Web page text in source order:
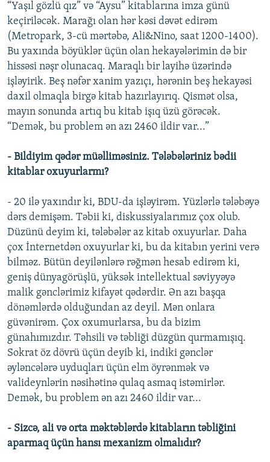
“Yaşıl gözlü qız” və “Aysu” kitablarına imza günü
keçiriləcək. Marağı olan hər kəsi dəvət edirəm
(Metropark, 3-cü mərtəbə, Ali&Nino, saat 1200-1400).
Bu yaxında böyüklər üçün olan hekayələrimin də bir
hissəsi nəşr olunacaq. Maraqlı bir layihə üzərində
işləyirik. Beş nəfər xanim yazıçı, hərənin beş hekayəsi
daxil olmaqla birgə kitab hazırlayırıq. Qismət olsa,
mayın sonunda artıq bu kitab işıq üzü görəcək.
“Demək, bu problem ən azı 2460 ildir var...”
- Bildiyim qədər müəlliməsiniz. Tələbələriniz bədii
kitablar oxuyurlarmı?
- 20 ilə yaxındır ki, BDU-da işləyirəm. Yüzlərlə tələbəyə
dərs demişəm. Təbii ki, diskussiyalarımız çox olub.
Düzünü deyim ki, tələbələr az kitab oxuyurlar. Daha
çox İnternetdən oxuyurlar ki, bu da kitabın yerini verə
bilməz. Bütün deyilənlərə rəğmən hesab edirəm ki,
geniş dünyagörüşlü, yüksək intellektual səviyyəyə
malik gənclərimiz kifayət qədərdir. Ən azı başqa
dönəmlərdə olduğundan az deyil. Mən onlara
güvənirəm. Çox oxumurlarsa, bu da bizim
günahımızdır. Təhsili və təbliği düzgün qurmamışıq.
Sokrat öz dövrü üçün deyib ki, indiki gənclər
əyləncələrə uyduqları üçün elm öyrənmək və
valideynlərin nəsihətinə qulaq asmaq istəmirlər.
Demək, bu problem ən azı 2460 ildir var...
- Sizcə, ali və orta məktəblərdə kitabların təbliğini
aparmaq üçün hansı mexanizm olmalıdır?